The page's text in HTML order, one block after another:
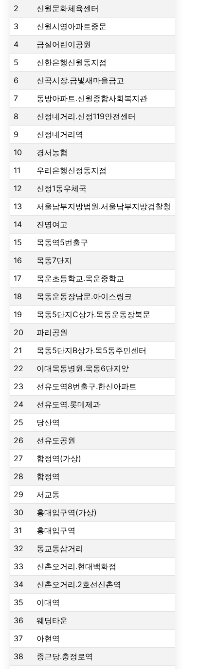
2
신월문화체육센터
3
신월시영아파트중문
4
금실어린이공원
5
신한은행신월동지점
6
신곡시장.금빛새마을금고
7
동방아파트.신월종합사회복지관
8
신정네거리.신정119안전센터
9
신정네거리역
10
경서농협
11
우리은행신정동지점
12
신정1동우체국
13
서울남부지방법원.서울남부지방검찰청
14
진명여고
15
목동역5번출구
16
목동7단지
17
목운초등학교.목운중학교
18
목동운동장남문.아이스링크
19
목동5단지C상가.목동운동장북문
20
파리공원
21
목동5단지B상가.목5동주민센터
22
이대목동병원.목동6단지앞
23
선유도역8번출구.한신아파트
24
선유도역.롯데제과
25
당산역
26
선유도공원
27
합정역(가상)
28
합정역
29
서교동
30
홍대입구역(가상)
31
홍대입구역
32
동교동삼거리
33
신촌오거리.현대백화점
34
신촌오거리.2호선신촌역
35
이대역
36
웨딩타운
37
아현역
38
종근당.충정로역